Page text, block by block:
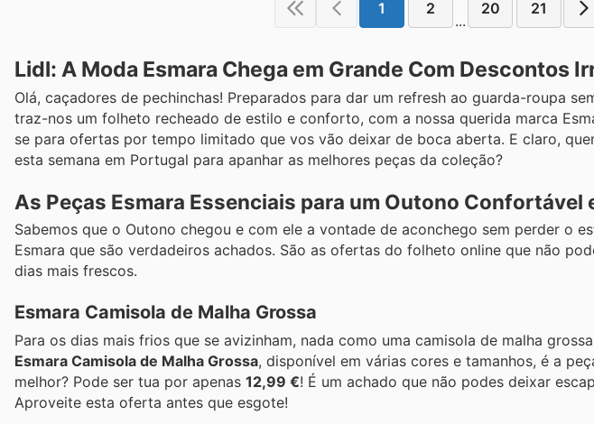
1 2
...
20 21
Lidl: A Moda Esmara Chega em Grande Com Descontos
Olá, caçadores de pechinchas! Preparados para dar um refresh ao guarda-roupa
traz-nos um folheto recheado de estilo e conforto, com a nossa querida marca
se para ofertas por tempo limitado que vos vão deixar de boca aberta. E claro,
esta semana em Portugal para apanhar as melhores peças da coleção?
As Peças Esmara Essenciais para um Outono Confortável
Sabemos que o Outono chegou e com ele a vontade de aconchego sem perder o
Esmara que são verdadeiros achados. São as ofertas do folheto online que não
dias mais frescos.
Esmara Camisola de Malha Grossa
Para os dias mais frios que se avizinham, nada como uma camisola de malha
Esmara Camisola de Malha Grossa, disponível em várias cores e tamanhos, é a
melhor? Pode ser tua por apenas 12,99 €! É um achado que não podes deixar
Aproveite esta oferta antes que esgote!